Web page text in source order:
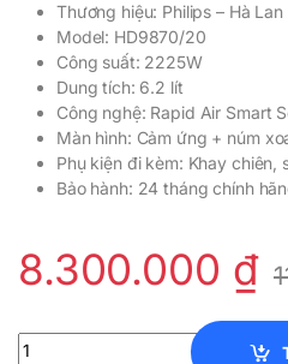
Thương hiệu: Philips – Hà Lan
Model: HD9870/20
Công suất: 2225W
Dung tích: 6.2 lít
Công nghệ: Rapid Air Smart
Màn hình: Cảm ứng + núm
Phụ kiện đi kèm: Khay chiên,
Bảo hành: 24 tháng chính
8.300.000 ₫
Nồi Chiên Không Dầu PHILIPS